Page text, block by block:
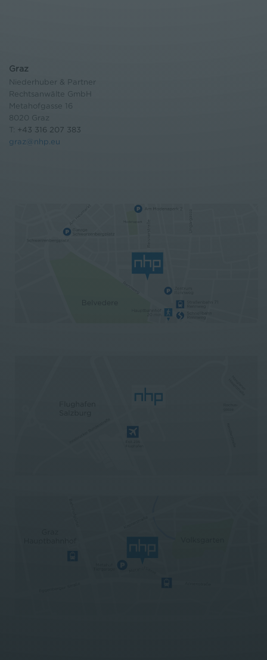
Graz
Niederhuber & Partner
Rechtsanwälte GmbH
Metahofgasse 16
8020 Graz
T: +43 316 207 383
graz@nhp.eu